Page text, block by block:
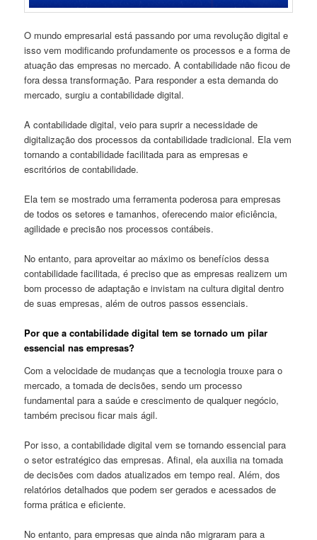
O mundo empresarial está passando por uma revolução digital e
isso vem modificando profundamente os processos e a forma de
atuação das empresas no mercado. A contabilidade não ficou de
fora dessa transformação. Para responder a esta demanda do
mercado, surgiu a contabilidade digital.
A contabilidade digital, veio para suprir a necessidade de
digitalização dos processos da contabilidade tradicional. Ela vem
tornando a contabilidade facilitada para as empresas e
escritórios de contabilidade.
Ela tem se mostrado uma ferramenta poderosa para empresas
de todos os setores e tamanhos, oferecendo maior eficiência,
agilidade e precisão nos processos contábeis.
No entanto, para aproveitar ao máximo os benefícios dessa
contabilidade facilitada, é preciso que as empresas realizem um
bom processo de adaptação e invistam na cultura digital dentro
de suas empresas, além de outros passos essenciais.
Por que a contabilidade digital tem se tornado um pilar
essencial nas empresas?
Com a velocidade de mudanças que a tecnologia trouxe para o
mercado, a tomada de decisões, sendo um processo
fundamental para a saúde e crescimento de qualquer negócio,
também precisou ficar mais ágil.
Por isso, a contabilidade digital vem se tornando essencial para
o setor estratégico das empresas. Afinal, ela auxilia na tomada
de decisões com dados atualizados em tempo real. Além, dos
relatórios detalhados que podem ser gerados e acessados de
forma prática e eficiente.
No entanto, para empresas que ainda não migraram para a